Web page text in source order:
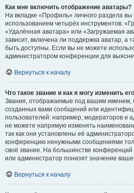
Как мне включить отображение аватары?
На вкладке «Профиль» личного раздела вы
использованием четырёх инструментов:
«Удалённая аватара» или «Загружаемая
зависит, включена ли поддержка аватар, а
быть доступны. Если вы не можете
администратором конференции для
Вернуться к началу
Что такое звание и как я могу изменить
Звания, отображаемые под вашим именем,
созданных вами сообщений или
пользователей: например, модераторов и
не можете напрямую изменять
так как они установлены её
конференцию ненужными сообщениями
своё звание. На большинстве
или администратор понизят значение
Вернуться к началу